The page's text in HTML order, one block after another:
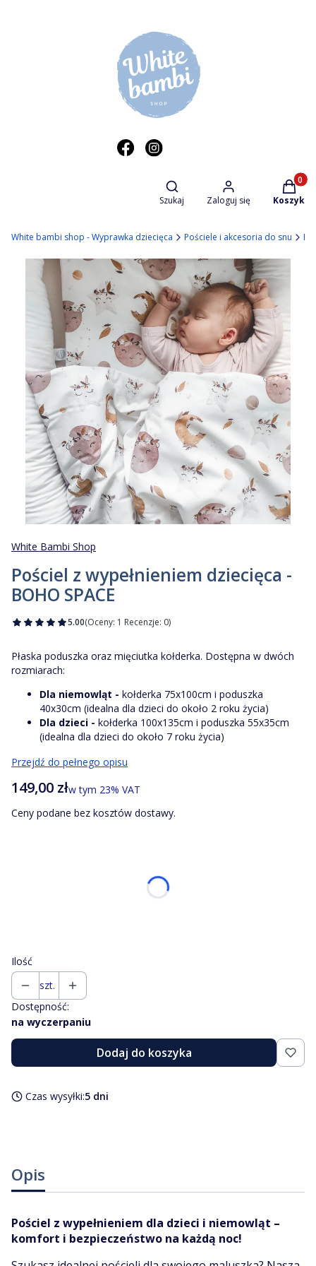
Otwórz wyszukiwarkę
Szukaj Zaloguj się Koszyk
White bambi shop - Wyprawka dziecięca Pościele i akcesoria do snu
White Bambi Shop
Pościel z wypełnieniem dziecięca -
BOHO SPACE
5.00(Oceny: 1 Recenzje: 0)
Płaska poduszka oraz mięciutka kołderka. Dostępna w dwóch
rozmiarach:
Dla niemowląt - kołderka 75x100cm i poduszka
40x30cm (idealna dla dzieci do około 2 roku życia)
Dla dzieci - kołderka 100x135cm i poduszka 55x35cm
(idealna dla dzieci do około 7 roku życia)
Przejdź do pełnego opisu
Cena
149,00 złw tym 23% VAT
w tym 23% VAT
Ceny podane bez kosztów dostawy.
Ilość
szt.
Dostępność:
na wyczerpaniu
Dodaj do koszyka
Czas wysyłki:5 dni
Opis
Pościel z wypełnieniem dla dzieci i niemowląt –
komfort i bezpieczeństwo na każdą noc!